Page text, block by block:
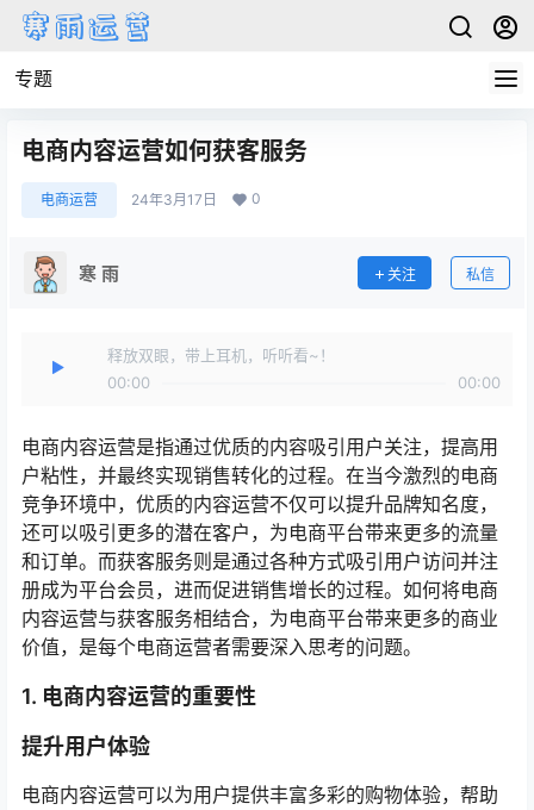
专题
电商内容运营如何获客服务
电商运营 24年3月17日 0
寒 雨 关注 私信
释放双眼，带上耳机，听听看~！
00:00
00:00
电商内容运营是指通过优质的内容吸引用户关注，提高用
户粘性，并最终实现销售转化的过程。在当今激烈的电商
竞争环境中，优质的内容运营不仅可以提升品牌知名度，
还可以吸引更多的潜在客户，为电商平台带来更多的流量
和订单。而获客服务则是通过各种方式吸引用户访问并注
册成为平台会员，进而促进销售增长的过程。如何将电商
内容运营与获客服务相结合，为电商平台带来更多的商业
价值，是每个电商运营者需要深入思考的问题。
1. 电商内容运营的重要性
提升用户体验
电商内容运营可以为用户提供丰富多彩的购物体验，帮助